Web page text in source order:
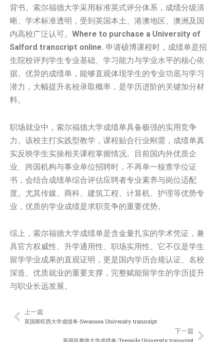
背书。索尔福德大学采用标准英式评分体系，成绩分级清
晰、学术标准透明，受到英国本土、港澳地区、澳洲及国
内高校广泛认可。 Where to purchase a University of
Salford transcript online. 申请硕博课程时，成绩单是招
生院校评判学生专业基础、学习能力与学业水平的核心依
据。优异的成绩单，能够直观体现学生的专业功底与学习
潜力，大幅提升名校录取概率，是学历进阶的关键加分材
料。
职场就业中，索尔福德大学成绩单具备极强的实用竞争
力。该校主打实践型教学，课程贴合行业刚需，成绩单真
实反映学生实操相关课程掌握情况。目前国内外优质企
业、跨国机构与事业单位招聘时，不再单一核查学位证
书，会结合成绩单综合评估应聘者专业素养与岗位适配
度。尤其传媒、商科、建筑工程、计算机、护理等优势专
业，优质的学业成绩是求职竞争的重要优势。
综上，索尔福德大学成绩单是含金量扎实的学术凭证，兼
具官方权威性、升学通用性、职场实用性。它不仅是学生
留学学业成果的直观证明，更是国内学历合规认证、名校
深造、优质就业的重要支撑，完整赋能留学生的学历提升
与职业长远发展。
Prev
上一篇
英国斯旺西大学成绩单-Swansea University transcript
下一篇
英国提赛德大学成绩单-Teesside University transcript